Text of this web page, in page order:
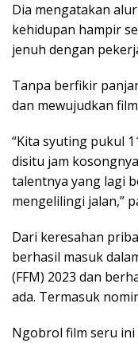
Dia mengatakan
kehidupan hampir
jenuh dengan
Tanpa berfikir
dan mewujudkan
“Kita syuting pukul
disitu jam
talentnya yang lagi
mengelilingi jalan,”
Dari keresahan
berhasil masuk
(FFM) 2023 dan
ada. Termasuk
Ngobrol film seru ini